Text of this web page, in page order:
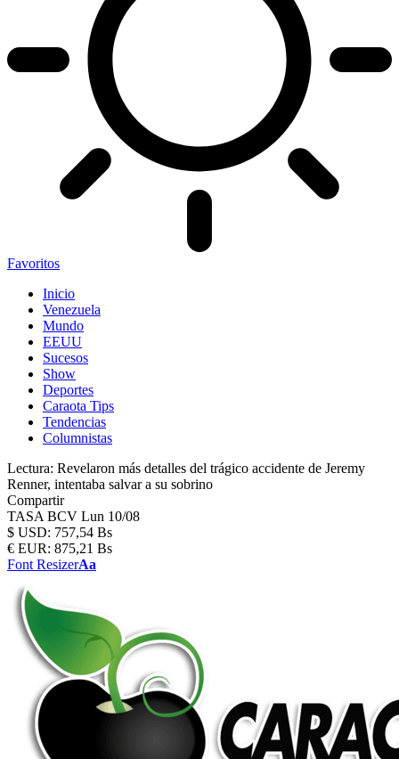
Favoritos
Inicio
Venezuela
Mundo
EEUU
Sucesos
Show
Deportes
Caraota Tips
Tendencias
Columnistas
Lectura: Revelaron más detalles del trágico accidente de Jeremy
Renner, intentaba salvar a su sobrino
Compartir
TASA BCV Lun 10/08
$ USD: 757,54 Bs
€ EUR: 875,21 Bs
Font ResizerAa